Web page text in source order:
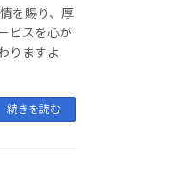
を賜り、厚
ビスを心が
りますよ
続きを読む